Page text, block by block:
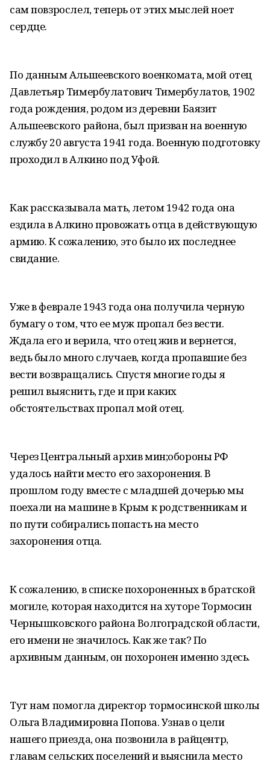
сам повзрослел, теперь от этих мыслей ноет
сердце.
По данным Альшеевского военкомата, мой отец
Давлетьяр Тимербулатович Тимербулатов, 1902
года рождения, родом из деревни Баязит
Альшеевского района, был призван на военную
службу 20 августа 1941 года. Военную подготовку
проходил в Алкино под Уфой.
Как рассказывала мать, летом 1942 года она
ездила в Алкино провожать отца в действующую
армию. К сожалению, это было их последнее
свидание.
Уже в феврале 1943 года она получила черную
бумагу о том, что ее муж пропал без вести.
Ждала его и верила, что отец жив и вернется,
ведь было много случаев, когда пропавшие без
вести возвращались. Спустя многие годы я
решил выяснить, где и при каких
обстоятельствах пропал мой отец.
Через Центральный архив мин;обороны РФ
удалось найти место его захоронения. В
прошлом году вместе с младшей дочерью мы
поехали на машине в Крым к родственникам и
по пути собирались попасть на место
захоронения отца.
К сожалению, в списке похороненных в братской
могиле, которая находится на хуторе Тормосин
Чернышковского района Волгоградской области,
его имени не значилось. Как же так? По
архивным данным, он похоронен именно здесь.
Тут нам помогла директор тормосинской школы
Ольга Владимировна Попова. Узнав о цели
нашего приезда, она позвонила в райцентр,
главам сельских поселений и выяснила место